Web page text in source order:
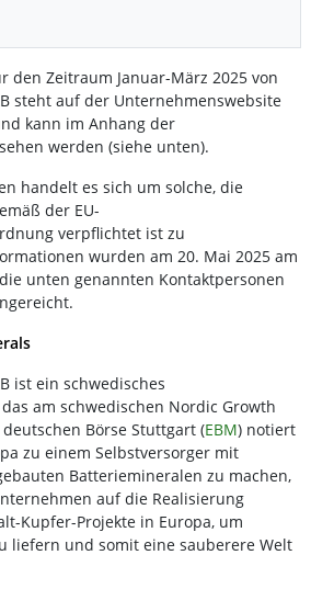
den Zeitraum Januar-März 2025 von
steht auf der Unternehmenswebsite
kann im Anhang der
werden (siehe unten).
handelt es sich um solche, die
der EU-
verpflichtet ist zu
wurden am 20. Mai 2025 am
unten genannten Kontaktpersonen
ist ein schwedisches
am schwedischen Nordic Growth
Börse Stuttgart (EBM) notiert
zu einem Selbstversorger mit
Batteriemineralen zu machen,
auf die Realisierung
Kupfer-Projekte in Europa, um
liefern und somit eine sauberere Welt